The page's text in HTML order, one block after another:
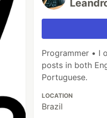
Programmer • I
posts in both
Portuguese.
LOCATION
Brazil